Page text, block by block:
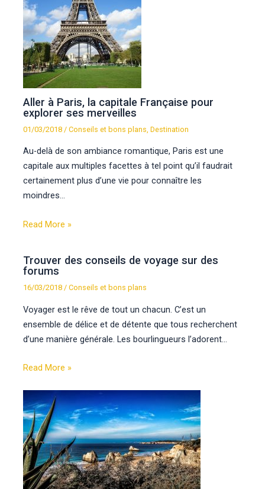
Aller à Paris, la capitale Française pour
explorer ses merveilles
01/03/2018 /Conseils et bons plans ,Destination
Au-delà de son ambiance romantique, Paris est une
capitale aux multiples facettes à tel point qu’il faudrait
certainement plus d’une vie pour connaître les
moindres…
Read More »
Trouver des conseils de voyage sur des
forums
16/03/2018/Conseils et bons plans
Voyager est le rêve de tout un chacun. C’est un
ensemble de délice et de détente que tous recherchent
d’une manière générale. Les bourlingueurs l’adorent…
Read More »